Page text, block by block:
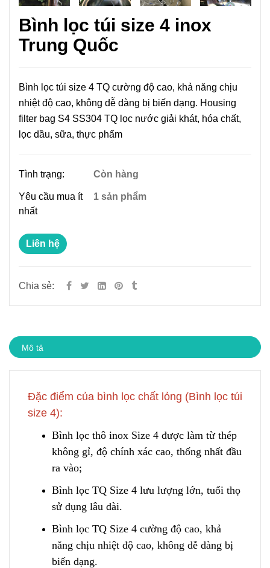
Bình lọc túi size 4 inox
Trung Quốc
Bình lọc túi size 4 TQ cường độ cao, khả năng chịu
nhiệt độ cao, không dễ dàng bị biến dạng. Housing
filter bag S4 SS304 TQ lọc nước giải khát, hóa chất,
lọc dầu, sữa, thực phẩm
Tình trạng: Còn hàng
Yêu cầu mua ít
nhất
1 sản phẩm
Liên hệ
Chia sẻ:
Mô tả
Đặc điểm của bình lọc chất lỏng (Bình lọc túi
size 4):
Bình lọc thô inox Size 4 được làm từ thép
không gỉ, độ chính xác cao, thống nhất đầu
ra vào;
Bình lọc TQ Size 4 lưu lượng lớn, tuổi thọ
sử dụng lâu dài.
Bình lọc TQ Size 4 cường độ cao, khả
năng chịu nhiệt độ cao, không dễ dàng bị
biến dạng.